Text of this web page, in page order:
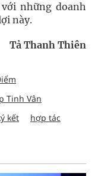
những doanh
này.
Tả Thanh Thiên
Tinh Vân
kết hợp tác